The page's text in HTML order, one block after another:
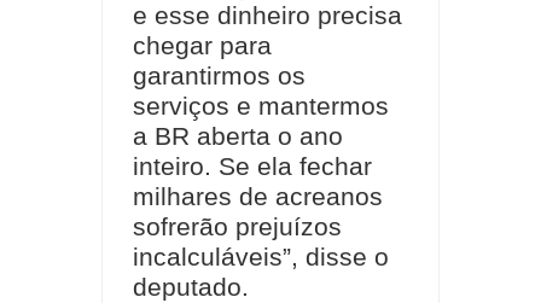
e esse dinheiro precisa
chegar para
garantirmos os
serviços e mantermos
a BR aberta o ano
inteiro. Se ela fechar
milhares de acreanos
sofrerão prejuízos
incalculáveis”, disse o
deputado.